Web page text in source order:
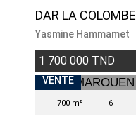
DAR LA COLOMBE
Yasmine Hammamet
1 700 000 TND
VENDU
VENTE
700 m² 6